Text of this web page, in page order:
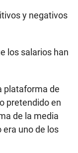
y negativos
los salarios han
plataforma de
pretendido en
de la media
era uno de los